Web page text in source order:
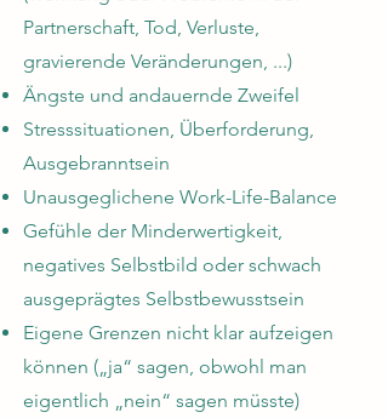
Partnerschaft, Tod, Verluste,
gravierende Veränderungen, ...)
Ängste und andauernde Zweifel
Stresssituationen, Überforderung,
Ausgebranntsein
Unausgeglichene Work-Life-Balance
Gefühle der Minderwertigkeit,
negatives Selbstbild oder schwach
ausgeprägtes Selbstbewusstsein
Eigene Grenzen nicht klar aufzeigen
können („ja“ sagen, obwohl man
eigentlich „nein“ sagen müsste)